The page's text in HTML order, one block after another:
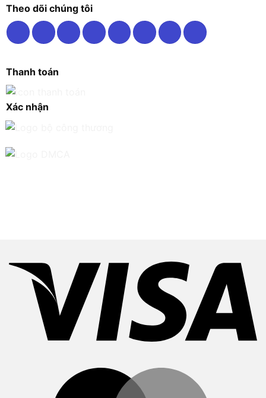
Theo dõi chúng tôi
Thanh toán
Xác nhận